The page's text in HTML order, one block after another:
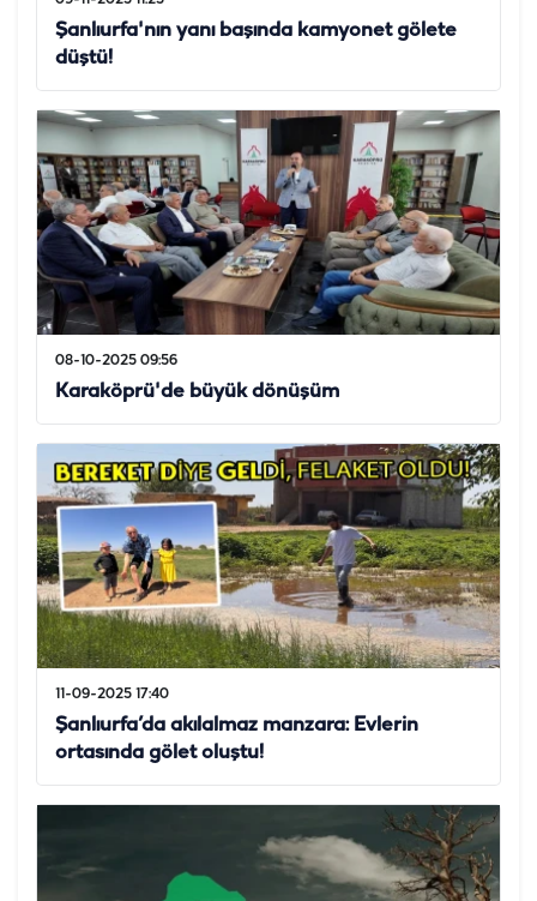
Şanlıurfa'nın yanı başında kamyonet gölete
düştü!
08-10-2025 09:56
Karaköprü'de büyük dönüşüm
11-09-2025 17:40
Şanlıurfa’da akılalmaz manzara: Evlerin
ortasında gölet oluştu!